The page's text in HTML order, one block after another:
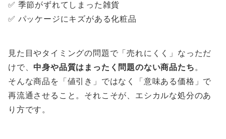
✅ 季節がずれてしまった雑貨
✅ パッケージにキズがある化粧品
見た目やタイミングの問題で「売れにくく」なっただ
けで、 中身や品質はまったく問題のない商品たち 。
そんな商品を「値引き」ではなく「意味ある価格」で
再流通させること。それこそが、エシカルな処分のあ
り方です。